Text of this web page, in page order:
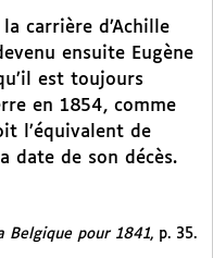
carrière d’Achille
ensuite Eugène
est toujours
en 1854, comme
l’équivalent de
date de son décès.
Belgique pour 1841, p. 35.